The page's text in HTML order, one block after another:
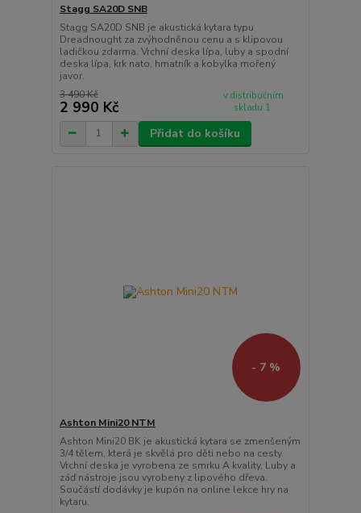
Stagg SA20D SNB
Stagg SA20D SNB je akustická kytara typu
Dreadnought za zvýhodněnou cenu a s klipovou
ladičkou zdarma. Vrchní deska lípa, luby a spodní
deska lípa, krk nato, hmatník a kobylka mořený
javor.
3 490 Kč
2 990 Kč
v distribučním
skladu 1
Přidat do košíku
- 7 %
Ashton Mini20 NTM
Ashton Mini20 BK je akustická kytara se zmenšeným
3/4 tělem, která je skvělá pro děti nebo na cesty.
Vrchní deska je vyrobena ze smrku A kvality. Luby a
záď nástroje jsou vyrobeny z lipového dřeva.
Součástí dodávky je kupón na online lekce hry na
kytaru.